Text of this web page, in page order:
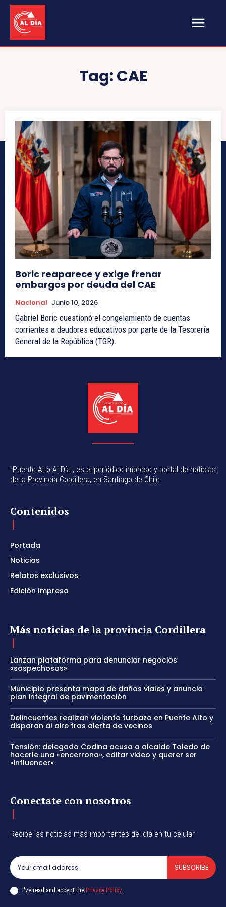
Tag:CAE
Boric reaparece y exige frenar
embargos por deuda del CAE
Nacional Junio 10, 2026
Gabriel Boric cuestionó el congelamiento de cuentas
corrientes a deudores educativos por parte de la Tesorería
General de la República (TGR).
"Puente Alto Al Día", es el periódico impreso y portal de noticias
de la Provincia Cordillera, en Santiago de Chile.
Contenidos
Portada
Noticias
Relatos exclusivos
Edición Impresa
Más noticias de la provincia Cordillera
Lanzan plataforma para denunciar negocios
«sospechosos»
Municipio presenta mapa de daños viales y anuncia
plan integral de pavimentación
Delincuentes realizan violento turbazo en Puente Alto y
disparan al aire tras alerta de vecinos
Tensión: delegado Codina acusa a alcalde Toledo de
hacerle una «encerrona», editar video y querer ser
«influencer»
Conectate con nosotros
Recibe las noticias más importantes del día en tu celular
SUBSCRIBE
I've read and accept the Privacy Policy.